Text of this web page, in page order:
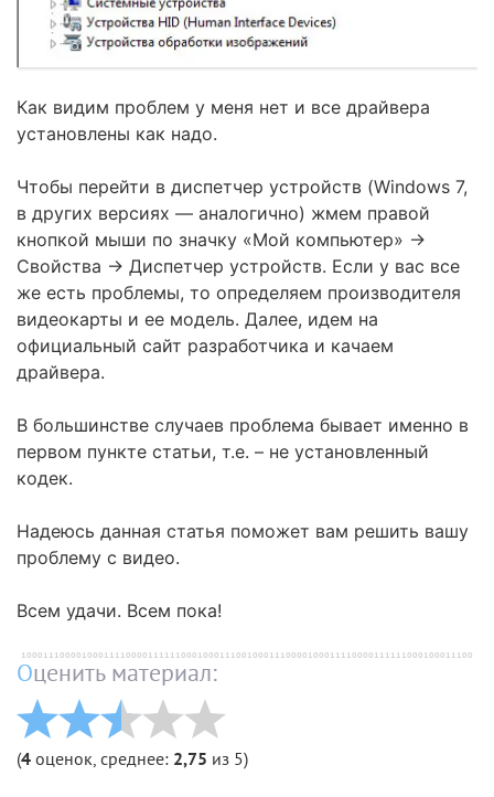
Как видим проблем у меня нет и все драйвера
установлены как надо.
Чтобы перейти в диспетчер устройств (Windows 7,
в других версиях — аналогично) жмем правой
кнопкой мыши по значку «Мой компьютер» ->
Свойства -> Диспетчер устройств. Если у вас все
же есть проблемы, то определяем производителя
видеокарты и ее модель. Далее, идем на
официальный сайт разработчика и качаем
драйвера.
В большинстве случаев проблема бывает именно в
первом пункте статьи, т.е. – не установленный
кодек.
Надеюсь данная статья поможет вам решить вашу
проблему с видео.
Всем удачи. Всем пока!
Оценить материал:
(4 оценок, среднее: 2,75 из 5)